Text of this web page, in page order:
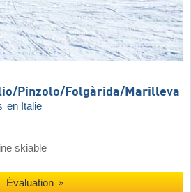
​Pinzolo/​Folgàrida/​Marilleva
en Italie
skiable
Évaluation